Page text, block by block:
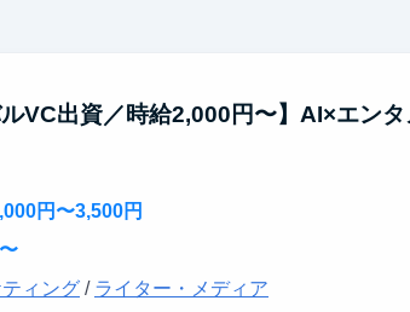
ルVC出資／時給2,000円〜】AI×エン
円〜3,500円
ィング/ ライター・メディア